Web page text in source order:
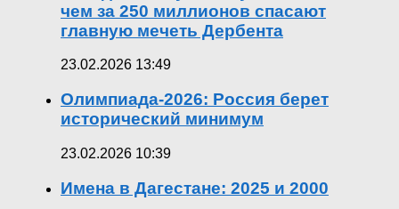
чем за 250 миллионов спасают
главную мечеть Дербента
23.02.2026 13:49
Олимпиада-2026: Россия берет
исторический минимум
23.02.2026 10:39
Имена в Дагестане: 2025 и 2000